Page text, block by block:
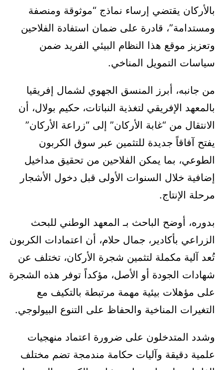
بالأركان يقتضي إرساء نماذج “موثوقة ومنصفة
ومستدامة”، قادرة على ضمان استفادة الفلاحين
وتعزيز موقع هذا النظام البيئي الفريد ضمن
سياسات التمويل المناخي.
من جانبه، أبرز المنسق الجهوي لشمال إفريقيا
بالمعهد الإفريقي لتغذية النباتات، حكيم بولال، أن
الانتقال من “غابة الأركان” إلى “زراعة الأركان”
يفتح آفاقاً جديدة للتثمين عبر سوق الكربون
الطوعي، بما يمكن الفلاحين من تحقيق مداخيل
إضافية خلال السنوات الأولى قبل دخول الأشجار
مرحلة الإنتاج.
بدوره، أوضح الباحث بـ المعهد الوطني للبحث
الزراعي بأكادير، جمال حلام، أن اعتمادات الكربون
تُعد آلية مكملة لتثمين شجرة الأركان، تختلف عن
شهادات الجودة أو الأصل، مؤكداً توفر هذه الشجرة
على مؤهلات بيئية مهمة مرتبطة بالتكيف مع
التغيرات المناخية والحفاظ على التنوع البيولوجي.
وشدد المتدخلون على ضرورة اعتماد منهجيات
علمية دقيقة وآليات حكامة مندمجة تضم مختلف